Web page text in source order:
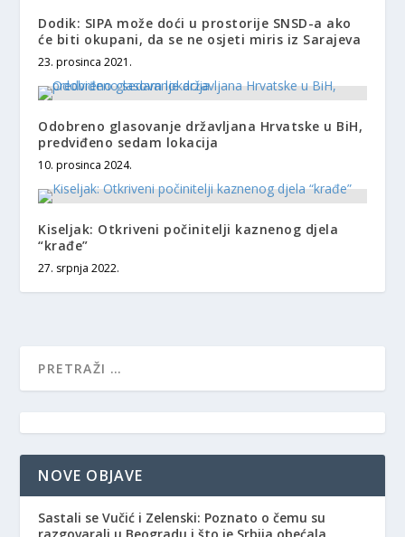
Dodik: SIPA može doći u prostorije SNSD-a ako
će biti okupani, da se ne osjeti miris iz Sarajeva
23. prosinca 2021.
Odobreno glasovanje državljana Hrvatske u BiH,
predviđeno sedam lokacija
10. prosinca 2024.
Kiseljak: Otkriveni počinitelji kaznenog djela
“krađe”
27. srpnja 2022.
NOVE OBJAVE
Sastali se Vučić i Zelenski: Poznato o čemu su